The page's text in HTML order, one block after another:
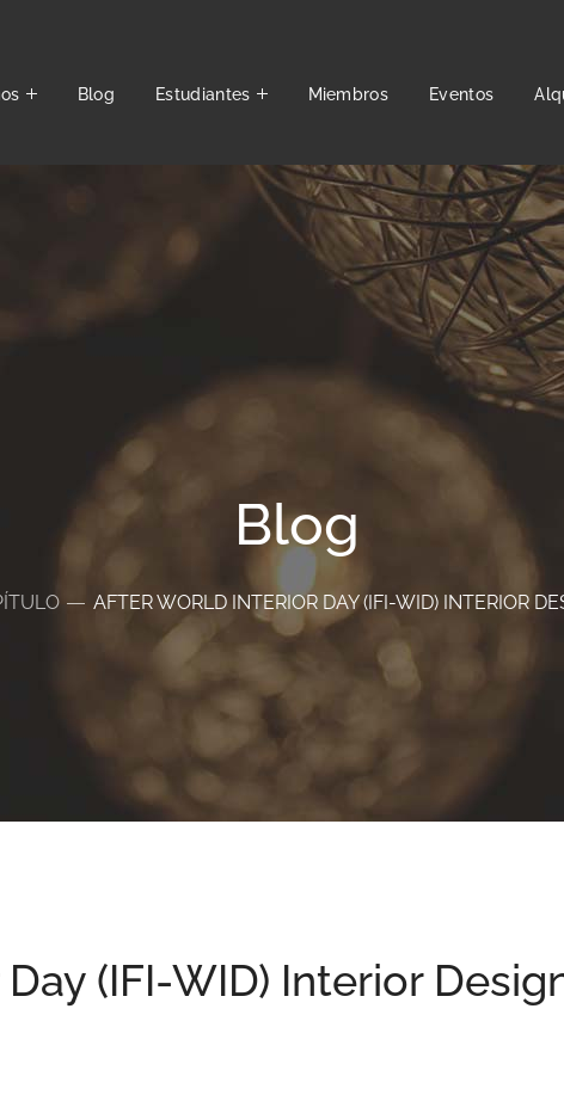
Blog Estudiantes Miembros Eventos
Blog
AFTER WORLD INTERIOR DAY (IFI-WID) INTERIOR
(IFI-WID) Interior